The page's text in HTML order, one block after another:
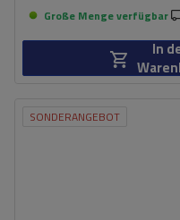
Große Menge verfügbar
In
SONDERANGEBOT